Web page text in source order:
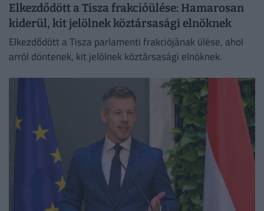
Elkezdődött a Tisza frakcióülése: Hamarosan
kiderül, kit jelölnek köztársasági elnöknek
Elkezdődött a Tisza parlamenti frakciójának ülése, ahol
arról döntenek, kit jelölnek köztársasági elnöknek.